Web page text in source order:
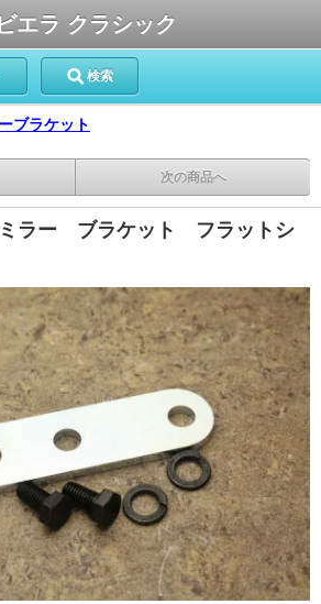
エラ クラシック
検索
ブラケット
次の商品へ
ラー ブラケット フラットシ